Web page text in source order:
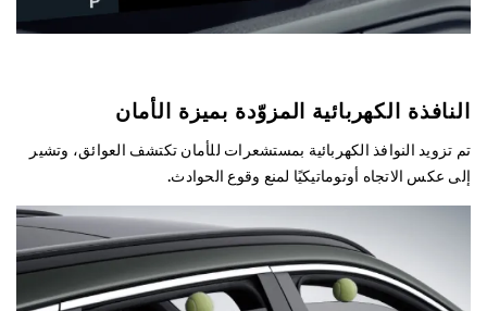
النافذة الكهربائية المزوّدة بميزة الأمان
تم تزويد النوافذ الكهربائية بمستشعرات للأمان تكتشف العوائق، وتشير
إلى عكس الاتجاه أوتوماتيكيًا لمنع وقوع الحوادث.